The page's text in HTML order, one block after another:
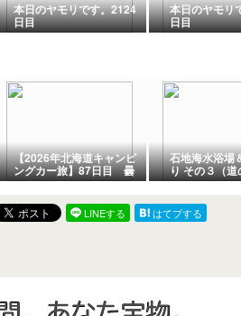
本日のヤモリです。2124
日目
本日のヤモリ
日目
【2026年北海道キャンピ
ングカー旅】87日目 曇
り空スタートの「稚内森
林公園キャンプ場」は、
草刈りのため我が家（キ
ャンピングカー）を移
石地海水浴場
り その３（
雲崎天領の里
帰宅）
LINEする
はてブする